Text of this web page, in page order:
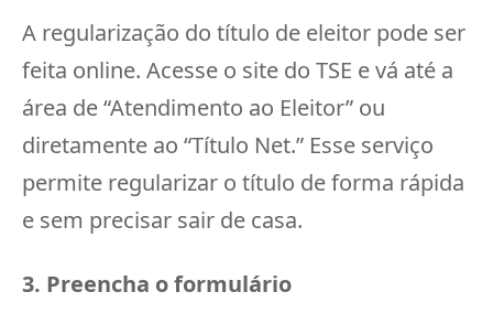
A regularização do título de eleitor pode ser
feita online. Acesse o site do TSE e vá até a
área de “Atendimento ao Eleitor” ou
diretamente ao “Título Net.” Esse serviço
permite regularizar o título de forma rápida
e sem precisar sair de casa.
3. Preencha o formulário